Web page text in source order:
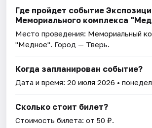
Где пройдет событие
Мемориального комплекса
Место проведения: Мемориальный
"Медное". Город — Тверь.
Когда запланирован событие?
Дата и время:20 июля 2026 •
Сколько стоит билет?
Стоимость билета: от 50 ₽.